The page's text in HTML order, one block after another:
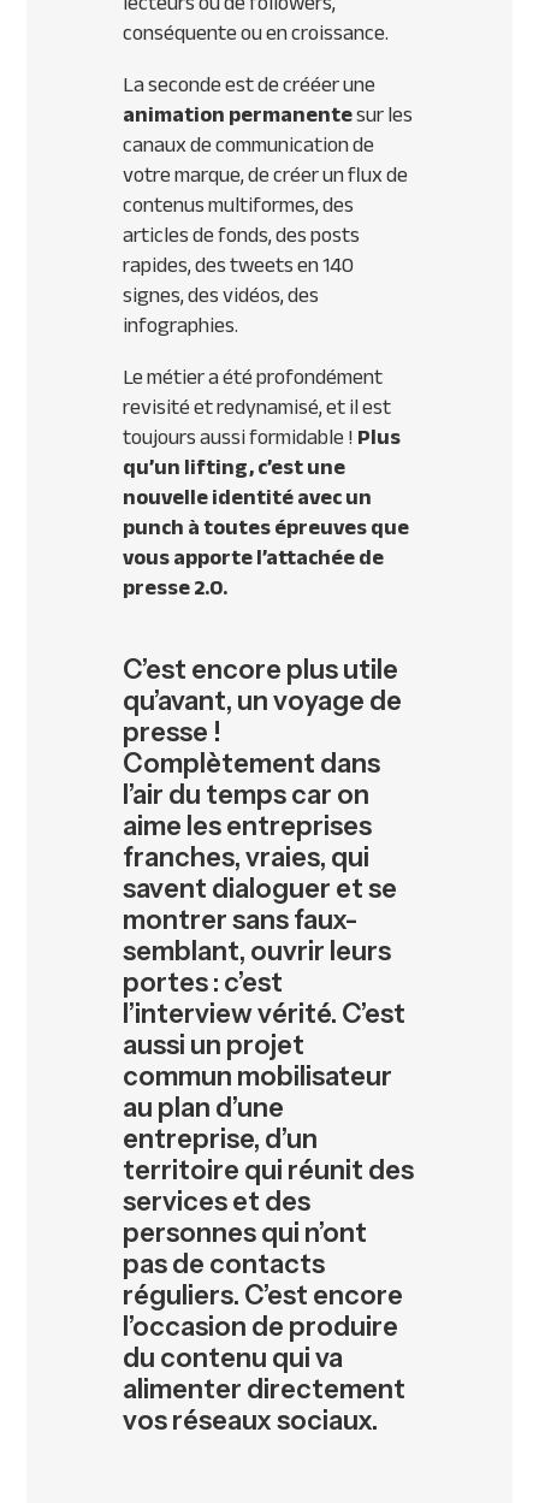
conséquente ou en croissance.
La seconde est de crééer une
animation permanentesur les
canaux de communication de
votre marque, de créer un flux de
contenus multiformes, des
articles de fonds, des posts
rapides, des tweets en 140
signes, des vidéos, des
infographies.
Le métier a été profondément
revisité et redynamisé, et il est
toujours aussi formidable !Plus
qu’un lifting, c’est une
nouvelle identité avec un
punch à toutes épreuves que
vous apporte l’attachée de
presse 2.0.
C’est encore plus utile
qu’avant, un voyage de
presse !
Complètement dans
l’air du temps car on
aime les entreprises
franches, vraies, qui
savent dialoguer et se
montrer sans faux-
semblant, ouvrir leurs
portes : c’est
l’interview vérité. C’est
aussi un projet
commun mobilisateur
au plan d’une
entreprise, d’un
territoire qui réunit des
services et des
personnes qui n’ont
pas de contacts
réguliers. C’est encore
l’occasion de produire
du contenu qui va
alimenter directement
vos réseaux sociaux.